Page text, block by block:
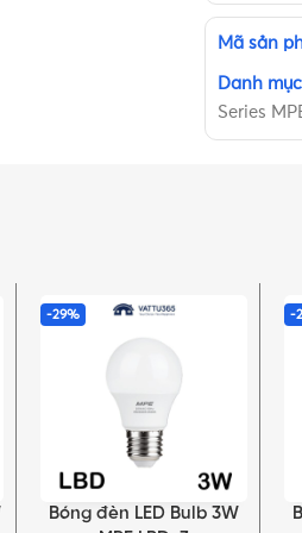
Mã sản
Danh
Series
-29%
LỰA CHỌN TÙY CHỌN
Bóng đèn LED Bulb 3W
-